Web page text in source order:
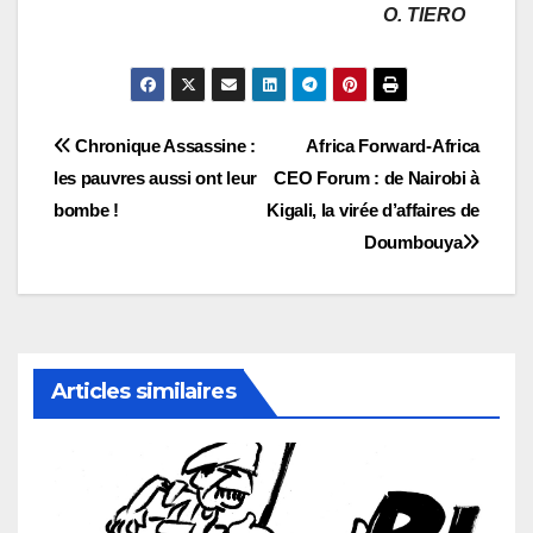
O. TIERO
Navigation
de
Africa Forward-Africa
CEO Forum : de Nairobi à
Kigali, la virée d’affaires de
Doumbouya
Chronique Assassine :
les pauvres aussi ont leur
bombe !
Articles similaires